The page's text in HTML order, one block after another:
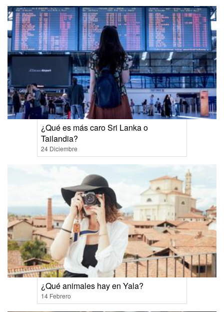
¿Qué es más caro Sri Lanka o
Tailandia?
24 Diciembre
¿Qué animales hay en Yala?
14 Febrero